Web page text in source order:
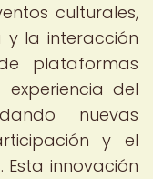
culturales,
la interacción
plataformas
del
nuevas
y el
innovación